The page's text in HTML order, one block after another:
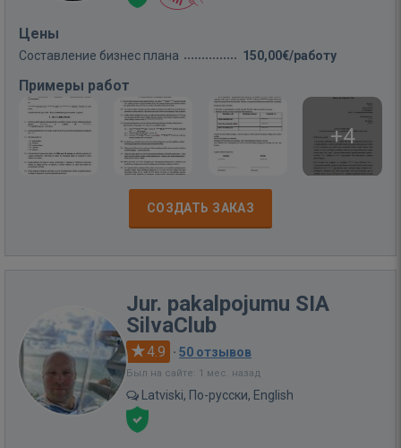
Цены
Составление бизнес плана 150,00€/работу
Примеры работ
+4
СОЗДАТЬ ЗАКАЗ
Jur. pakalpojumu SIA
SilvaClub
4.9 · 50 отзывов
Был на сайте: 1 мес. назад
Latviski, По-русски, English